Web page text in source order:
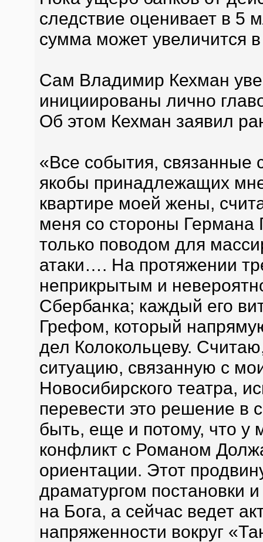
следствие оценивает в 5
сумма может увеличится
Сам Владимир Кехман
инициированы лично
Об этом Кехман заявил
«Все события, связанные
якобы принадлежащих
квартире моей жены,
меня со стороны
только поводом для
атаки…. На протяжении
неприкрытым и
Сбербанка; каждый его
Грефом, который
дел Колокольцеву.
ситуацию, связанную с
Новосибирского театра,
перевести это решение в
быть, еще и потому, что у
конфликт с Романом
ориентации. Этот
драматургом постановки
на Бога, а сейчас ведет
напряженности вокруг